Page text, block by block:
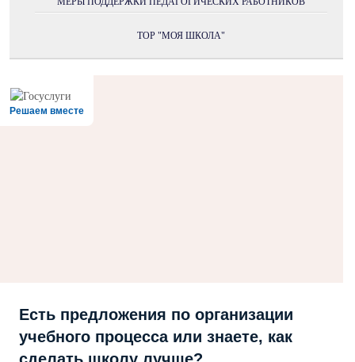
ТОР "МОЯ ШКОЛА"
Решаем вместе
Есть предложения по организации
учебного процесса или знаете, как